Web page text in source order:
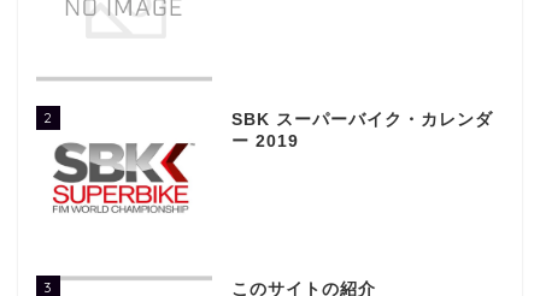
2
SBK スーパーバイク・カレンダ
ー 2019
3 このサイトの紹介